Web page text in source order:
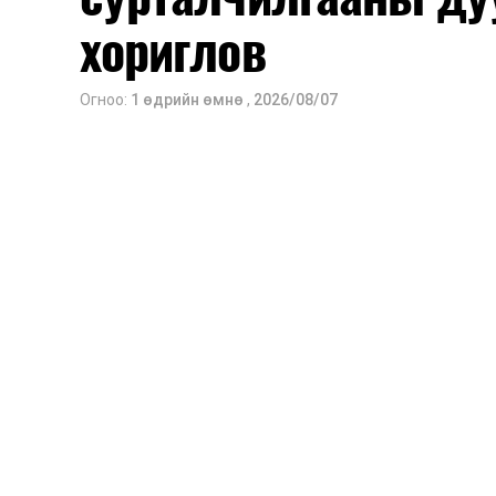
2026 оны 9 дүгээр сарын 14-нөөс
Оюутны дотуур байр
2026 оны 9 дүгээр сарын 13-наас
хориглов
Огноо: 1 өдрийн өмнө , 2026/08/07